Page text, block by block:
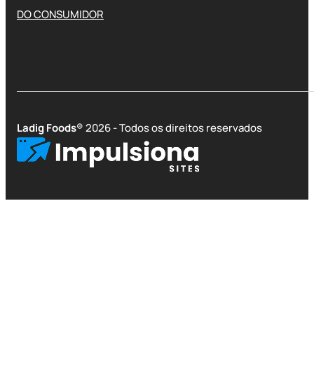
DO CONSUMIDOR
Ladig Foods® 2026 - Todos os direitos reservados